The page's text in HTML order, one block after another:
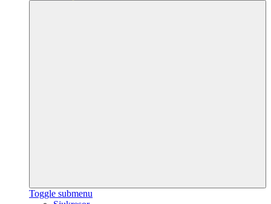
Toggle submenu